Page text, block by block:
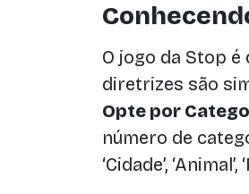
O jogo da Stop
diretrizes são
Opte por
número de
‘Cidade’,